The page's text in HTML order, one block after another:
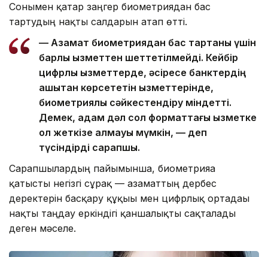
Сонымен қатар заңгер биометриядан бас
тартудың нақты салдарын атап өтті.
— Азамат биометриядан бас тартқаны үшін
барлық қызметтен шеттетілмейді. Кейбір
цифрлық қызметтерде, әсіресе банктердің
қашықтан көрсететін қызметтерінде,
биометриялық сәйкестендіру міндетті.
Демек, адам дәл сол форматтағы қызметке
қол жеткізе алмауы мүмкін, — деп
түсіндірді сарапшы.
Сарапшылардың пайымынша, биометрияға
қатысты негізгі сұрақ — азаматтың дербес
деректерін басқару құқығы мен цифрлық ортадағы
нақты таңдау еркіндігі қаншалықты сақталады
деген мәселе.